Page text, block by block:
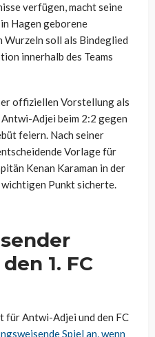
verfügen, macht seine
Hagen geborene
Wurzeln soll als Bindeglied
innerhalb des Teams
offiziellen Vorstellung als
Antwi-Adjei beim 2:2 gegen
feiern. Nach seiner
Vorlage für
Kenan Karaman in der
Punkt sicherte.
1. FC
fürAntwi-Adjei und den FC
Spiel an, wenn